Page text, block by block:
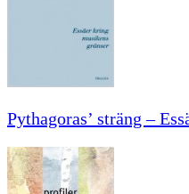
Pythagoras’ sträng –